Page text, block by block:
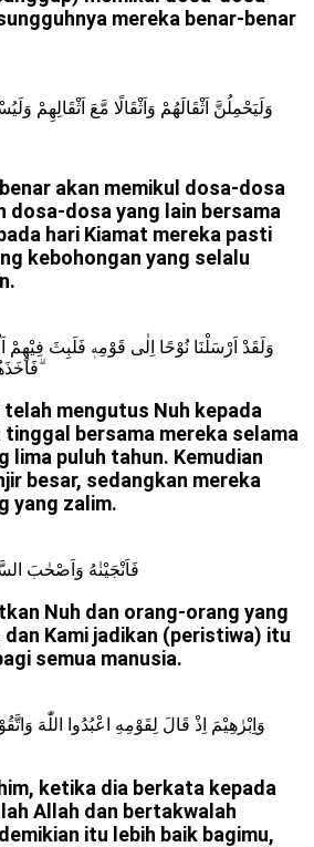
mereka benar-benar
وَلَيَحْمِلُنَّ اَثْقَالَهُمْ وَاَثْقَالًا مَّعَ اَثْقَالِهِمْ
akan memikul dosa-dosa
dosa-dosa yang lain bersama
hari Kiamat mereka pasti
kebohongan yang selalu
وَلَقَدْ اَرْسَلْنَا نُوْحًا اِلٰى قَوْمِهٖ فَلَبِثَ
telah mengutus Nuh kepada
tinggal bersama mereka selama
lima puluh tahun. Kemudian
besar, sedangkan mereka
yang zalim.
فَاَنْجَيْنٰهُ وَاَصْحٰبَ
Nuh dan orang-orang yang
Kami jadikan (peristiwa) itu
semua manusia.
وَاِبْرٰهِيْمَ اِذْ قَالَ لِقَوْمِهِ اعْبُدُوا اللّٰهَ
ketika dia berkata kepada
Allah dan bertakwalah
itu lebih baik bagimu,